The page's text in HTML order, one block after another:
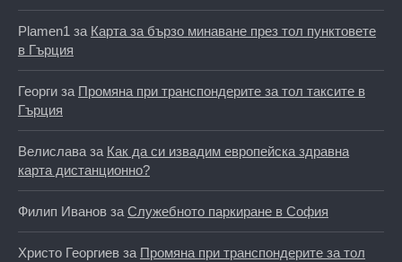
Plamen1 за Карта за бързо минаване през тол пунктовете
в Гърция
Георги за Промяна при транспондерите за тол таксите в
Гърция
Велислава за Как да си извадим европейска здравна
карта дистанционно?
Филип Иванов за Служебното паркиране в София
Христо Георгиев за Промяна при транспондерите за тол